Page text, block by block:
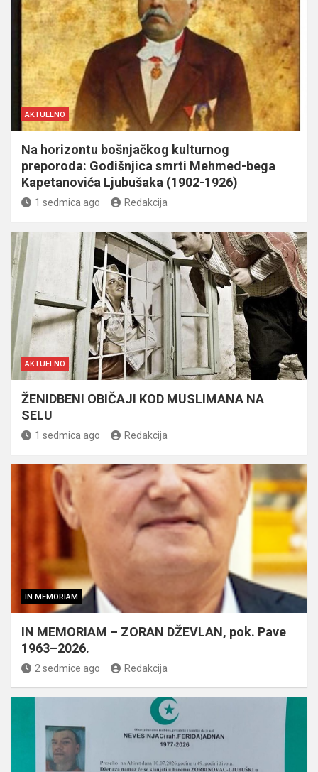
AKTUELNO
Na horizontu bošnjačkog kulturnog
preporoda: Godišnjica smrti Mehmed-bega
Kapetanovića Ljubušaka (1902-1926)
1 sedmica ago Redakcija
AKTUELNO
ŽENIDBENI OBIČAJI KOD MUSLIMANA NA
SELU
1 sedmica ago Redakcija
IN MEMORIAM
IN MEMORIAM – ZORAN DŽEVLAN, pok. Pave
1963–2026.
2 sedmice ago Redakcija